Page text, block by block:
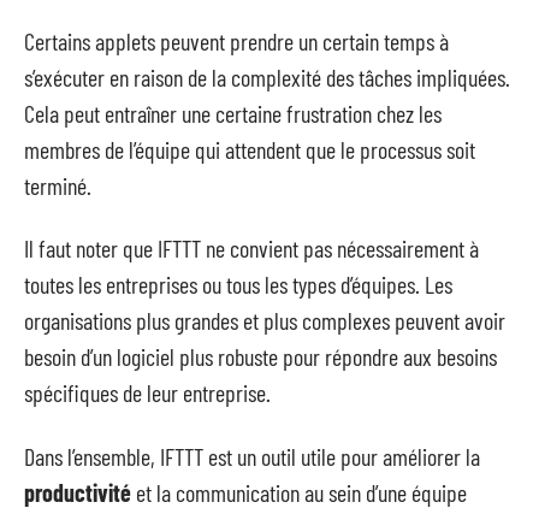
Certains applets peuvent prendre un certain temps à
s’exécuter en raison de la complexité des tâches impliquées.
Cela peut entraîner une certaine frustration chez les
membres de l’équipe qui attendent que le processus soit
terminé.
Il faut noter que IFTTT ne convient pas nécessairement à
toutes les entreprises ou tous les types d’équipes. Les
organisations plus grandes et plus complexes peuvent avoir
besoin d’un logiciel plus robuste pour répondre aux besoins
spécifiques de leur entreprise.
Dans l’ensemble, IFTTT est un outil utile pour améliorer la
productivité et la communication au sein d’une équipe